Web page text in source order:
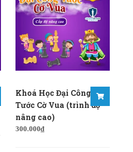
Khoá Học Đại Công
Tước Cờ Vua (trình độ
nâng cao)
300.000₫